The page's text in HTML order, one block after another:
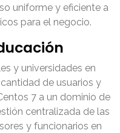
uniforme y eficiente a
para el negocio.
y universidades en
de usuarios y
7 a un dominio de
centralizada de las
y funcionarios en